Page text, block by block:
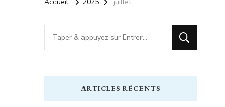
Accueil 2025 juillet
Vous
recherchiez
chose
ARTICLES RÉCENTS